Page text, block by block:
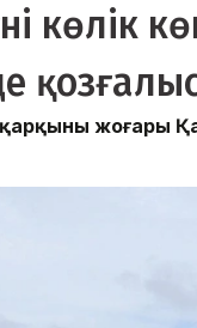
көлік
жоғары